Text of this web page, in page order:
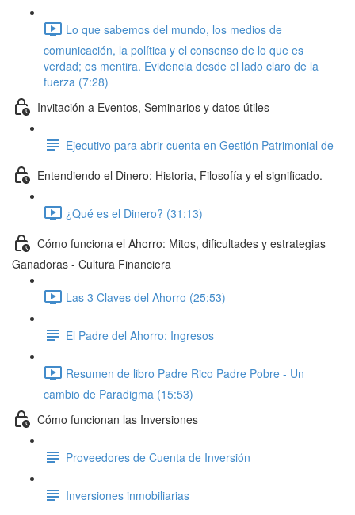
Lo que sabemos del mundo, los medios de
comunicación, la política y el consenso de lo que es
verdad; es mentira. Evidencia desde el lado claro de la
fuerza (7:28)
Invitación a Eventos, Seminarios y datos útiles
Ejecutivo para abrir cuenta en Gestión Patrimonial de
Entendiendo el Dinero: Historia, Filosofía y el significado.
¿Qué es el Dinero? (31:13)
Cómo funciona el Ahorro: Mitos, dificultades y estrategias
Ganadoras - Cultura Financiera
Las 3 Claves del Ahorro (25:53)
El Padre del Ahorro: Ingresos
Resumen de libro Padre Rico Padre Pobre - Un
cambio de Paradigma (15:53)
Cómo funcionan las Inversiones
Proveedores de Cuenta de Inversión
Inversiones inmobiliarias